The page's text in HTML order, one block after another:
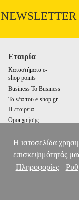
NEWSLETTER
Εταιρία
Καταστήματα e-
shop points
Business To Business
Τα νέα του e-shop.gr
Η εταιρεία
Οροι χρήσης
Η ιστοσελίδα
επισκεψιμότητάς
Πληροφορίες